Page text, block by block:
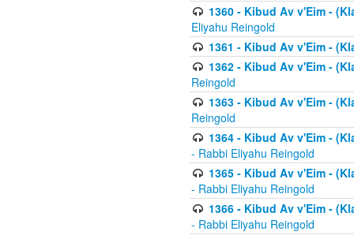
1360 - Kibud Av v'Eim -
Eliyahu Reingold
1361 - Kibud Av v'Eim -
1362 - Kibud Av v'Eim -
Reingold
1363 - Kibud Av v'Eim -
Reingold
1364 - Kibud Av v'Eim -
- Rabbi Eliyahu Reingold
1365 - Kibud Av v'Eim -
- Rabbi Eliyahu Reingold
1366 - Kibud Av v'Eim -
- Rabbi Eliyahu Reingold